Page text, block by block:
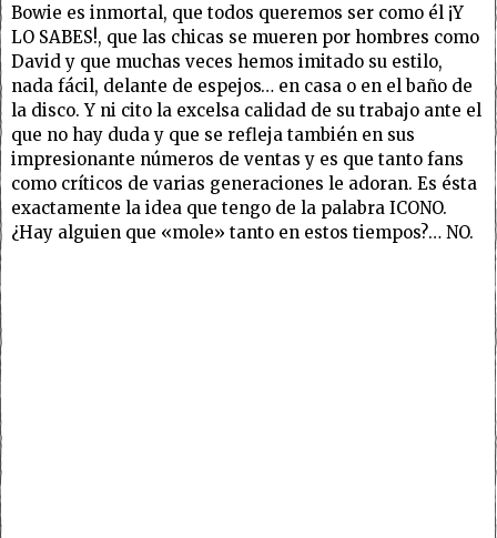
Bowie es inmortal, que todos queremos ser como él ¡Y
LO SABES!, que las chicas se mueren por hombres como
David y que muchas veces hemos imitado su estilo,
nada fácil, delante de espejos… en casa o en el baño de
la disco. Y ni cito la excelsa calidad de su trabajo ante el
que no hay duda y que se refleja también en sus
impresionante números de ventas y es que tanto fans
como críticos de varias generaciones le adoran. Es ésta
exactamente la idea que tengo de la palabra ICONO.
¿Hay alguien que «mole» tanto en estos tiempos?… NO.